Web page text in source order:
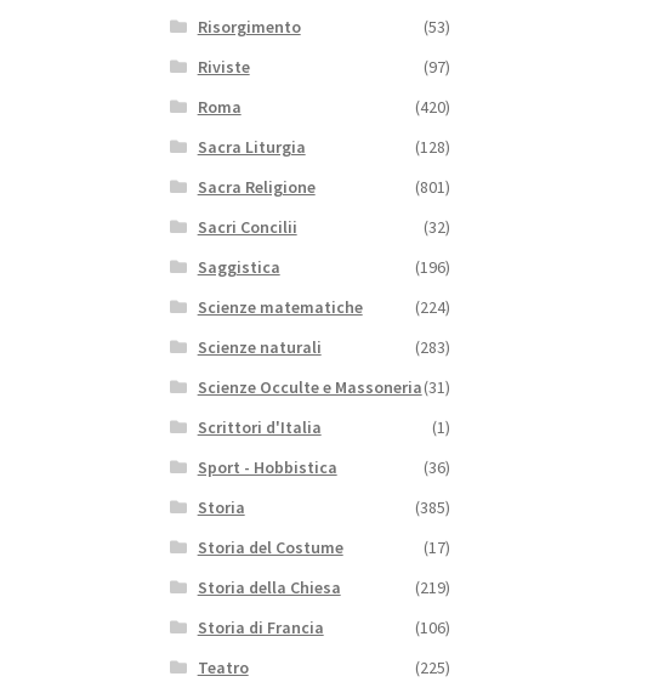
Risorgimento
(53)
Riviste
(97)
Roma
(420)
Sacra Liturgia
(128)
Sacra Religione
(801)
Sacri Concilii
(32)
Saggistica
(196)
Scienze matematiche
(224)
Scienze naturali
(283)
Scienze Occulte e Massoneria(31)
Scrittori d'Italia
(1)
Sport - Hobbistica
(36)
Storia
(385)
Storia del Costume
(17)
Storia della Chiesa
(219)
Storia di Francia
(106)
Teatro
(225)